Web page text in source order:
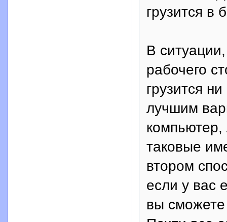
грузится в
В
рабочего
грузится
лучшим
таковые
втором
если у вас
вы